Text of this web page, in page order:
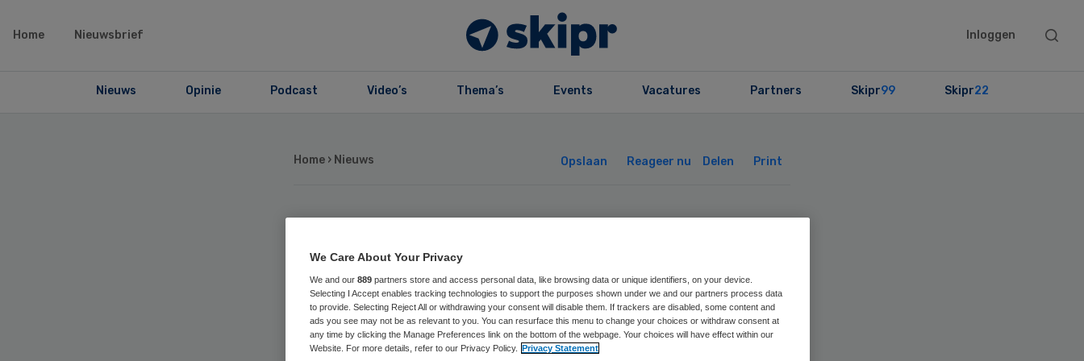
Home Nieuwsbrief Inloggen
Search
Nieuws Opinie Podcast Video’s Thema’s Events Vacatures Partners Skipr99 Skipr22
Home › Nieuws Opslaan Reageer nu Delen Print
Operatiekamers UMC
Utrecht weer open
We Care About Your Privacy
We and our 889 partners store and access personal data, like browsing data or unique identifiers, on your device.
Selecting I Accept enables tracking technologies to support the purposes shown under we and our partners process data
to provide. Selecting Reject All or withdrawing your consent will disable them. If trackers are disabled, some content and
ads you see may not be as relevant to you. You can resurface this menu to change your choices or withdraw consent at
any time by clicking the Manage Preferences link on the bottom of the webpage. Your choices will have effect within our
Website. For more details, refer to our Privacy Policy. Privacy Statement